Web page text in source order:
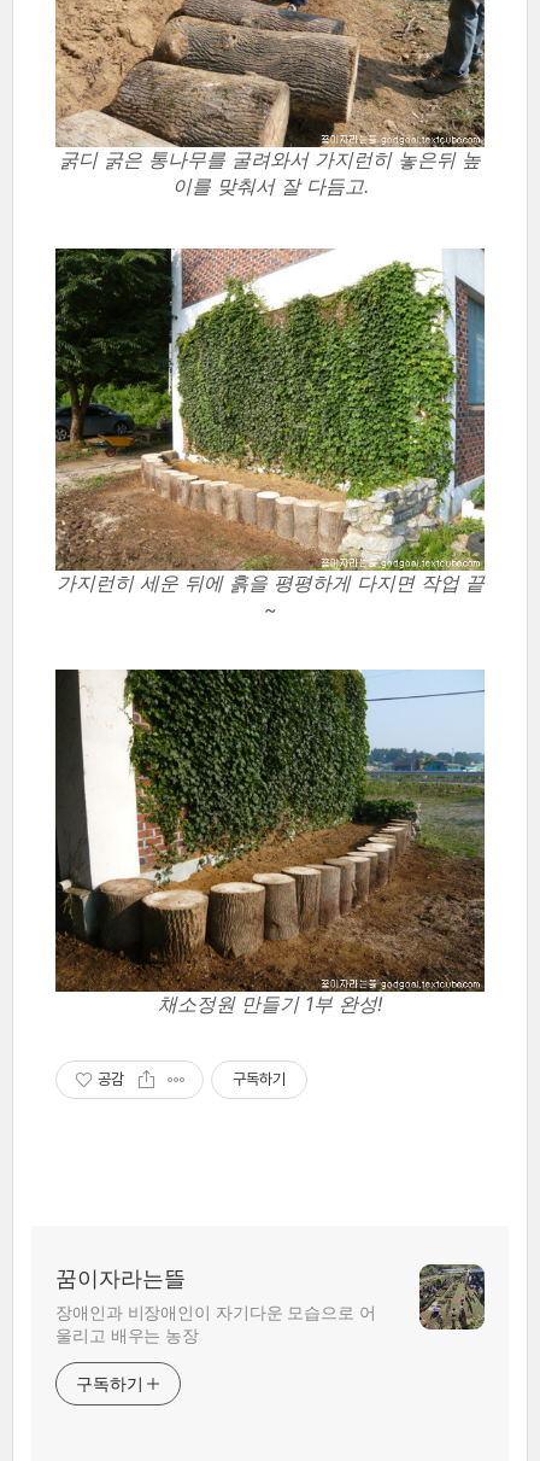
굵디 굵은 통나무를 굴려와서 가지런히 놓은뒤 높
이를 맞춰서 잘 다듬고.
가지런히 세운 뒤에 흙을 평평하게 다지면 작업 끝
~
채소정원 만들기 1부 완성!
공감 구독하기
꿈이자라는뜰
장애인과 비장애인이 자기다운 모습으로 어
울리고 배우는 농장
구독하기